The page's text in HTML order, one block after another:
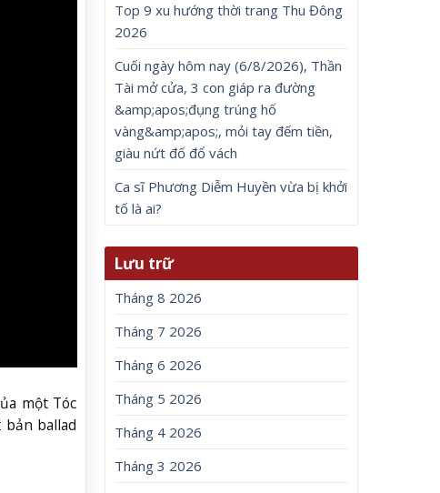
một Tóc
bản ballad
Top 9 xu hướng thời trang Thu Đông
2026
Cuối ngày hôm nay (6/8/2026), Thần
Tài mở cửa, 3 con giáp ra đường
&amp;apos;đụng trúng hố
vàng&amp;apos;, mỏi tay đếm tiền,
giàu nứt đố đổ vách
Ca sĩ Phương Diễm Huyền vừa bị khởi
tố là ai?
Lưu trữ
Tháng 8 2026
Tháng 7 2026
Tháng 6 2026
Tháng 5 2026
Tháng 4 2026
Tháng 3 2026